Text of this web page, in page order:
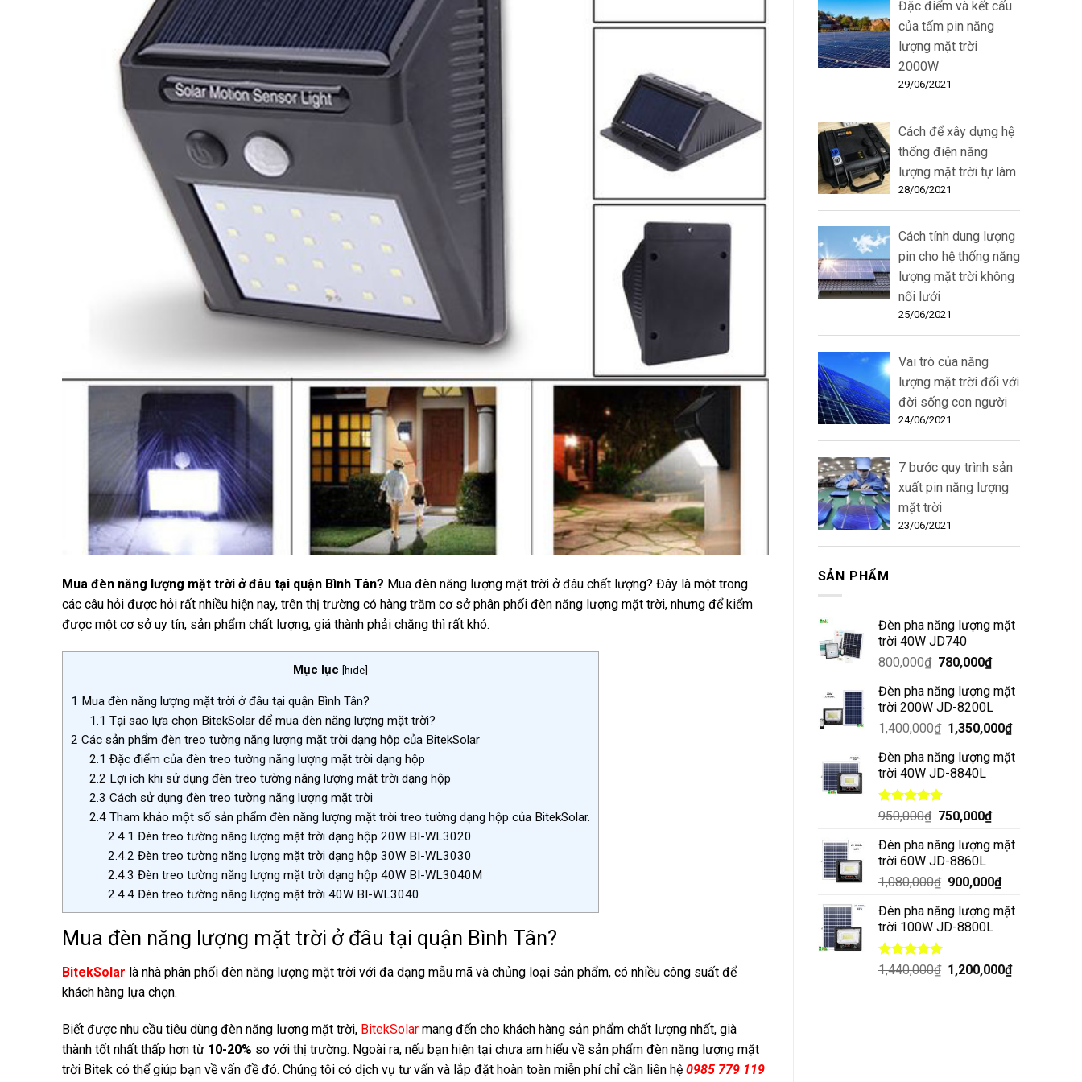
Mua đèn năng lượng mặt trời ở đâu tại quận Bình Tân? Mua đèn năng lượng mặt trời ở đâu chất lượng? Đây là một trong
các câu hỏi được hỏi rất nhiều hiện nay, trên thị trường có hàng trăm cơ sở phân phối đèn năng lượng mặt trời, nhưng để kiểm
được một cơ sở uy tín, sản phẩm chất lượng, giá thành phải chăng thì rất khó.
Mục lục [hide]
1 Mua đèn năng lượng mặt trời ở đâu tại quận Bình Tân?
1.1 Tại sao lựa chọn BitekSolar để mua đèn năng lượng mặt trời?
2 Các sản phẩm đèn treo tường năng lượng mặt trời dạng hộp của BitekSolar
2.1 Đặc điểm của đèn treo tường năng lượng mặt trời dạng hộp
2.2 Lợi ích khi sử dụng đèn treo tường năng lượng mặt trời dạng hộp
2.3 Cách sử dụng đèn treo tường năng lượng mặt trời
2.4Tham khảo một số sản phẩm đèn năng lượng mặt trời treo tường dạng hộp của BitekSolar.
2.4.1 Đèn treo tường năng lượng mặt trời dạng hộp 20W BI-WL3020
2.4.2 Đèn treo tường năng lượng mặt trời dạng hộp 30W BI-WL3030
2.4.3 Đèn treo tường năng lượng mặt trời dạng hộp 40W BI-WL3040M
2.4.4Đèn treo tường năng lượng mặt trời 40W BI-WL3040
Mua đèn năng lượng mặt trời ở đâu tại quận Bình Tân?
BitekSolar là nhà phân phối đèn năng lượng mặt trời với đa dạng mẫu mã và chủng loại sản phẩm, có nhiều công suất để
khách hàng lựa chọn.
Biết được nhu cầu tiêu dùng đèn năng lượng mặt trời, BitekSolar mang đến cho khách hàng sản phẩm chất lượng nhất, già
thành tốt nhất thấp hơn từ 10-20% so với thị trường. Ngoài ra, nếu bạn hiện tại chưa am hiểu về sản phẩm đèn năng lượng mặt
trời Bitek có thể giúp bạn về vấn đề đó. Chúng tôi có dịch vụ tư vấn và lắp đặt hoàn toàn miễn phí chỉ cần liên hệ 0985 779 119
Đặc điểm và kết cấu
của tấm pin năng
lượng mặt trời
2000W
29/06/2021
Cách để xây dựng hệ
thống điện năng
lượng mặt trời tự làm
28/06/2021
Cách tính dung lượng
pin cho hệ thống năng
lượng mặt trời không
nối lưới
25/06/2021
Vai trò của năng
lượng mặt trời đối với
đời sống con người
24/06/2021
7 bước quy trình sản
xuất pin năng lượng
mặt trời
23/06/2021
SẢN PHẨM
Đèn pha năng lượng mặt
trời 40W JD740
800,000₫ 780,000₫
Đèn pha năng lượng mặt
trời 200W JD-8200L
1,400,000₫ 1,350,000₫
Đèn pha năng lượng mặt
trời 40W JD-8840L
Được xếp
5.00
5 sao
950,000₫ 750,000₫
Đèn pha năng lượng mặt
trời 60W JD-8860L
1,080,000₫ 900,000₫
Đèn pha năng lượng mặt
trời 100W JD-8800L
Được xếp
1,440,000₫ 1,200,000₫